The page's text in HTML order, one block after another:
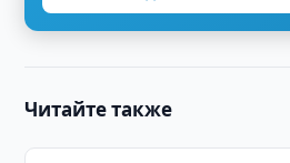
Читайте также